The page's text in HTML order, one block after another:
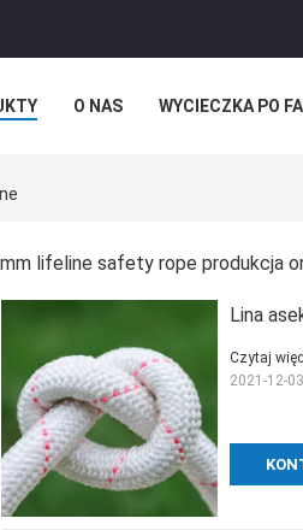
O NAS WYCIECZKA PO
lifeline safety rope produkcja
Lina
Czytaj
2021-12-